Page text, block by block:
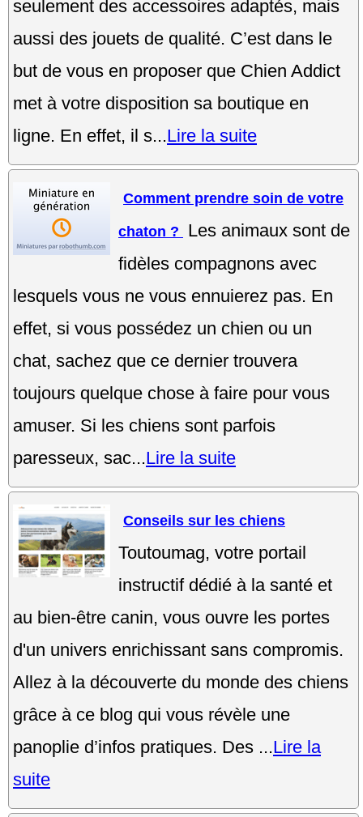
seulement des accessoires adaptés, mais
aussi des jouets de qualité. C’est dans le
but de vous en proposer que Chien Addict
met à votre disposition sa boutique en
ligne. En effet, il s...Lire la suite
Comment prendre soin de votre
chaton ?
Les animaux sont de
fidèles compagnons avec
lesquels vous ne vous ennuierez pas. En
effet, si vous possédez un chien ou un
chat, sachez que ce dernier trouvera
toujours quelque chose à faire pour vous
amuser. Si les chiens sont parfois
paresseux, sac...Lire la suite
Conseils sur les chiens
Toutoumag, votre portail
instructif dédié à la santé et
au bien-être canin, vous ouvre les portes
d'un univers enrichissant sans compromis.
Allez à la découverte du monde des chiens
grâce à ce blog qui vous révèle une
panoplie d’infos pratiques. Des ...Lire la
suite